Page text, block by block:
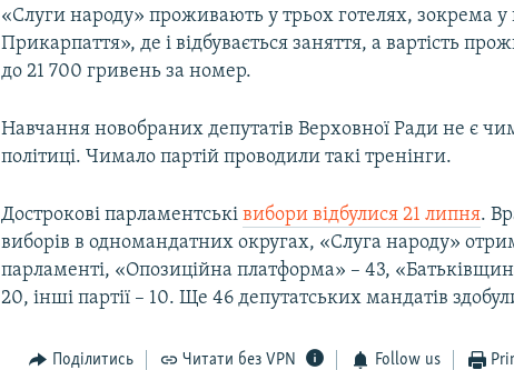
«Слуги народу» проживають у трьох готелях, зокрема
Прикарпаття», де і відбувається заняття, а вартість
до 21 700 гривень за номер.
Навчання новобраних депутатів Верховної Ради не є
політиці. Чимало партій проводили такі тренінги.
Дострокові парламентськівибори відбулися 21 липня.
виборів в одномандатних округах, «Слуга народу»
парламенті, «Опозиційна платформа» – 43,
20, інші партії – 10. Ще 46 депутатських мандатів
Поділитись Читати без VPN Follow us